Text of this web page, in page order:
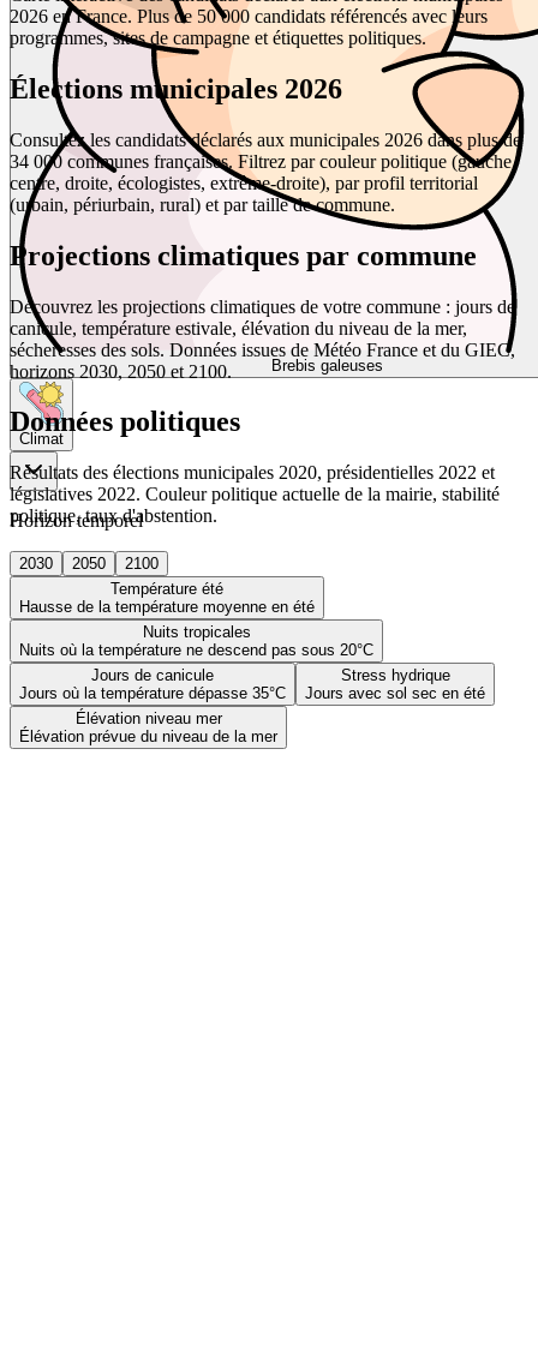
Brebis galeuses
Climat
Horizon temporel
2030 2050
2100
Température été
Hausse de la température moyenne en été
Nuits tropicales
Nuits où la température ne descend pas sous 20°C
Jours de canicule
Jours où la température dépasse 35°C
Stress hydrique
Jours avec sol sec en été
Élévation niveau mer
Élévation prévue du niveau de la mer
2026 en France. Plus de 50 000 candidats référencés avec leurs
programmes, sites de campagne et étiquettes politiques.
Élections municipales 2026
Consultez les candidats déclarés aux municipales 2026 dans plus de
34 000 communes françaises. Filtrez par couleur politique (gauche,
centre, droite, écologistes, extrême-droite), par profil territorial
(urbain, périurbain, rural) et par taille de commune.
Projections climatiques par commune
Découvrez les projections climatiques de votre commune : jours de
canicule, température estivale, élévation du niveau de la mer,
sécheresses des sols. Données issues de Météo France et du GIEC,
horizons 2030, 2050 et 2100.
Données politiques
Résultats des élections municipales 2020, présidentielles 2022 et
législatives 2022. Couleur politique actuelle de la mairie, stabilité
politique, taux d'abstention.